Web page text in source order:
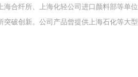
合纤所、上海化轻公司进口颜料部等单
破创新。公司产品曾提供上海石化等大